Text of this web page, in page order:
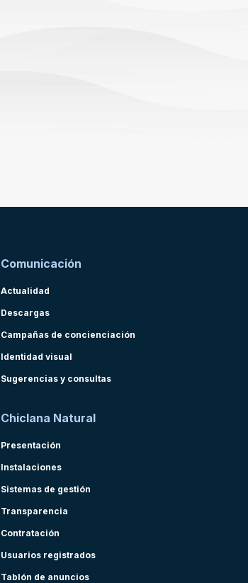
Comunicación
Actualidad
Descargas
Campañas de concienciación
Identidad visual
Sugerencias y consultas
Chiclana Natural
Presentación
Instalaciones
Sistemas de gestión
Transparencia
Contratación
Usuarios registrados
Tablón de anuncios